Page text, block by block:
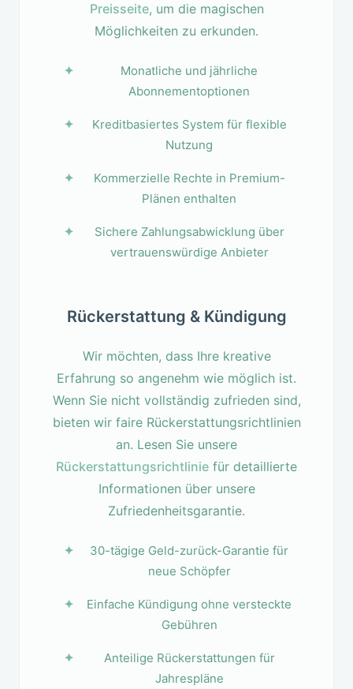
Preisseite, um die magischen
Möglichkeiten zu erkunden.
Monatliche und jährliche
Abonnementoptionen
Kreditbasiertes System für flexible
Nutzung
Kommerzielle Rechte in Premium-
Plänen enthalten
Sichere Zahlungsabwicklung über
vertrauenswürdige Anbieter
Rückerstattung & Kündigung
Wir möchten, dass Ihre kreative
Erfahrung so angenehm wie möglich ist.
Wenn Sie nicht vollständig zufrieden sind,
bieten wir faire Rückerstattungsrichtlinien
an. Lesen Sie unsere
Rückerstattungsrichtlinie für detaillierte
Informationen über unsere
Zufriedenheitsgarantie.
30-tägige Geld-zurück-Garantie für
neue Schöpfer
Einfache Kündigung ohne versteckte
Gebühren
Anteilige Rückerstattungen für
Jahrespläne